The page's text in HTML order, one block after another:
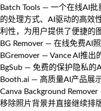
Batch Tools — 一个在线AI批
的处理方式、AI驱动的高效
利性，为用户提供了便捷的
BG Remover — 在线免费AI
BGremover — Vance AI推出
BgSub — 免费的保护隐私的
Booth.ai — 高质量AI产品展
Canva Background Remover
移除照片背景并直接继续排